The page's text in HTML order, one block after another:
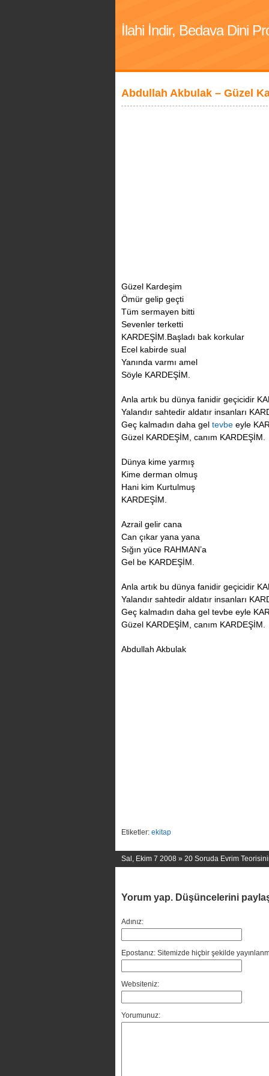
İlahi İndir, Bedava Dini
Abdullah Akbulak – Güzel
Güzel Kardeşim
Ömür gelip geçti
Tüm sermayen bitti
Sevenler terketti
KARDEŞİM. Başladı bak korkular
Ecel kabirde sual
Yanında varmı amel
Söyle KARDEŞİM.
Anla artık bu dünya fanidir geçicidir
Yalandır sahtedir aldatır insanları
Geç kalmadın daha gel tevbe eyle
Güzel KARDEŞİM, canım KARDEŞİM.
Dünya kime yarmış
Kime derman olmuş
Hani kim Kurtulmuş
KARDEŞİM.
Azrail gelir cana
Can çıkar yana yana
Sığın yüce RAHMAN’a
Gel be KARDEŞİM.
Anla artık bu dünya fanidir geçicidir
Yalandır sahtedir aldatır insanları
Geç kalmadın daha gel tevbe eyle
Güzel KARDEŞİM, canım KARDEŞİM.
Abdullah Akbulak
Etiketler: ekitap
Sal, Ekim 7 2008 » 20 Soruda Evrim
Yorum yap. Düşüncelerini
Adınız:
Epostanız: Sitemizde hiçbir şekilde
Websiteniz:
Yorumunuz: